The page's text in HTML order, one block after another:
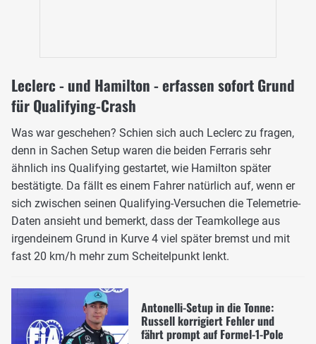
Leclerc - und Hamilton - erfassen sofort Grund
für Qualifying-Crash
Was war geschehen? Schien sich auch Leclerc zu fragen,
denn in Sachen Setup waren die beiden Ferraris sehr
ähnlich ins Qualifying gestartet, wie Hamilton später
bestätigte. Da fällt es einem Fahrer natürlich auf, wenn er
sich zwischen seinen Qualifying-Versuchen die Telemetrie-
Daten ansieht und bemerkt, dass der Teamkollege aus
irgendeinem Grund in Kurve 4 viel später bremst und mit
fast 20 km/h mehr zum Scheitelpunkt lenkt.
Antonelli-Setup in die Tonne:
Russell korrigiert Fehler und
fährt prompt auf Formel-1-Pole